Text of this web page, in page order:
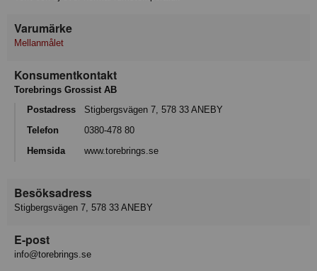
Varumärke
Mellanmålet
Konsumentkontakt
Torebrings Grossist AB
Postadress
Stigbergsvägen 7, 578 33 ANEBY
Telefon
0380-478 80
Hemsida
www.torebrings.se
Besöksadress
Stigbergsvägen 7, 578 33 ANEBY
E-post
info@torebrings.se